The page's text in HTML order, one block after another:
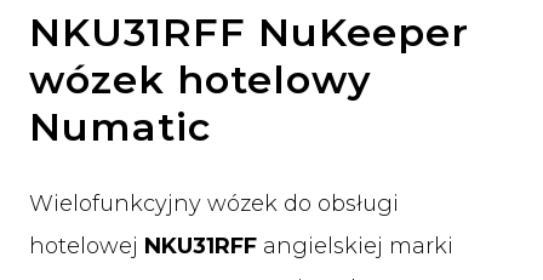
NKU31RFF NuKeeper
wózek hotelowy
Numatic
Wielofunkcyjny wózek do obsługi
hotelowej NKU31RFF angielskiej marki